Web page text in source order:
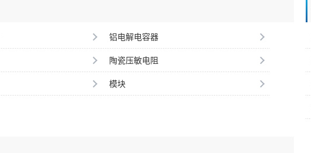
铝电解电容器
陶瓷压敏电阻
模块